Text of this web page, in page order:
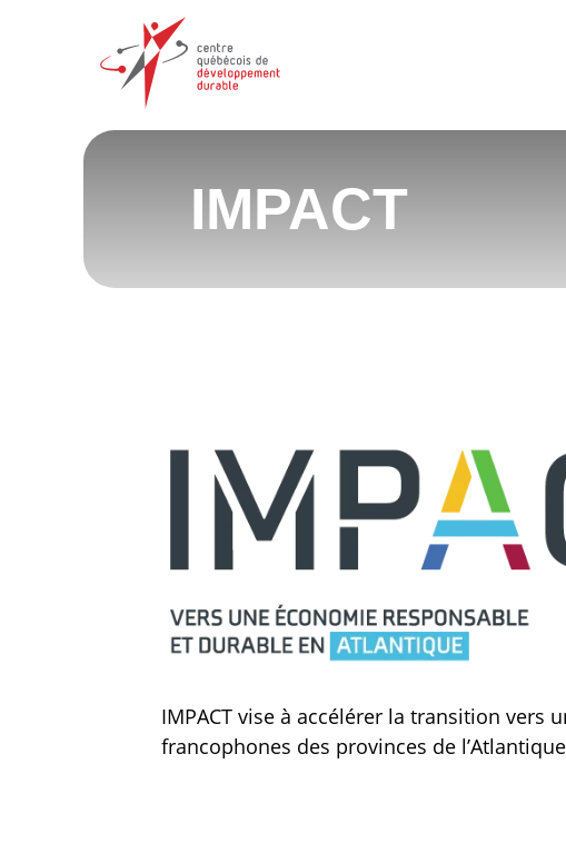
IMPACT
IMPACT vise à accélérer la transition
francophones des provinces de